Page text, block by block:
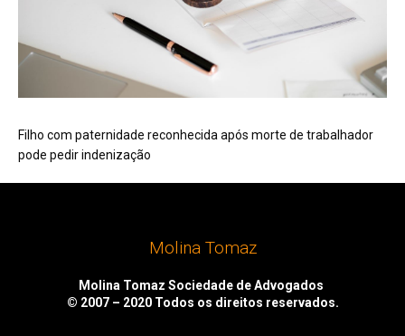
Filho com paternidade reconhecida após morte de trabalhador
pode pedir indenização
Molina Tomaz
Molina Tomaz Sociedade de Advogados
© 2007 – 2020 Todos os direitos reservados.